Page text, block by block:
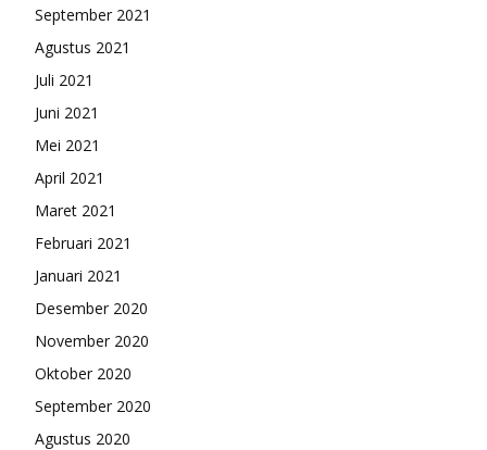
September 2021
Agustus 2021
Juli 2021
Juni 2021
Mei 2021
April 2021
Maret 2021
Februari 2021
Januari 2021
Desember 2020
November 2020
Oktober 2020
September 2020
Agustus 2020